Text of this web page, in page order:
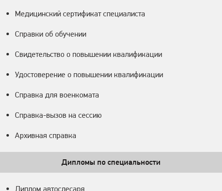
Медицинский сертификат специалиста
Справки об обучении
Свидетельство о повышении квалификации
Удостоверение о повышении квалификации
Справка для военкомата
Справка-вызов на сессию
Архивная справка
Дипломы по специальности
Диплом автослесаря